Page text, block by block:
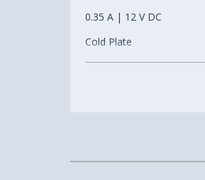
0.35 A | 12 V DC
Cold Plate
Copper, Micro Skived Fins
Outer: 12.4 mm